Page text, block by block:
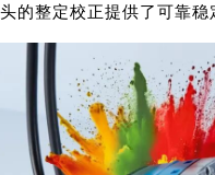
的整定校正提供了可靠